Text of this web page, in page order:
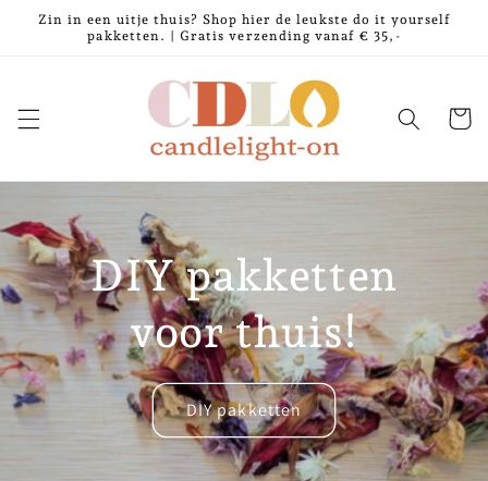
naar de
content
Zin in een uitje thuis? Shop hier de leukste do it yourself
pakketten. | Gratis verzending vanaf € 35,-
DIY pakketten
voor thuis!
DIY pakketten